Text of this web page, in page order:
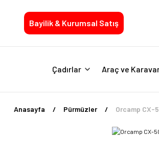
Bayilik & Kurumsal Satış
Çadırlar Araç ve
Anasayfa Pürmüzler Orcamp CX-